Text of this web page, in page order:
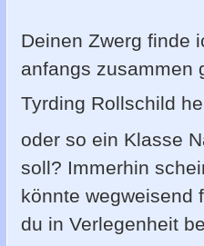
Deinen Zwerg finde
anfangs zusammen
Tyrding Rollschild
oder so ein Klasse
soll? Immerhin
könnte wegweisend
du in Verlegenheit